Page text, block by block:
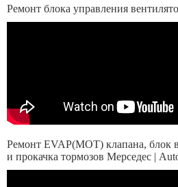
Ремонт блока управления
Ремонт EVAP(MOT) клапана, блок
и прокачка тормозов Мерседес |